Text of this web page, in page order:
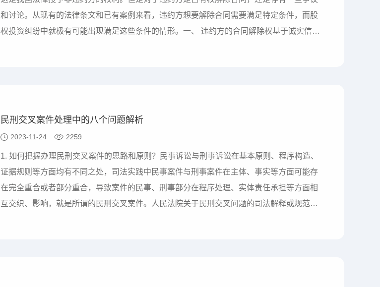
和讨论。从现有的法律条文和已有案例来看，违约方想要解除合同需要满足特定条件，而股
权投资纠纷中就极有可能出现满足这些条件的情形。一、 违约方的合同解除权基于诚实信用
民刑交叉案件处理中的八个问题解析
2023-11-24 2259
1. 如何把握办理民刑交叉案件的思路和原则？民事诉讼与刑事诉讼在基本原则、程序构造、
证据规则等方面均有不同之处，司法实践中民事案件与刑事案件在主体、事实等方面可能存
在完全重合或者部分重合，导致案件的民事、刑事部分在程序处理、实体责任承担等方面相
互交织、影响，就是所谓的民刑交叉案件。人民法院关于民刑交叉问题的司法解释或规范性